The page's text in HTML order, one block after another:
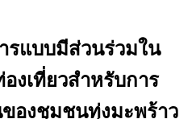
รแบบมีส่วนร่วมใน
งเที่ยวสำหรับการ
องชุมชนทุ่งมะพร้าว